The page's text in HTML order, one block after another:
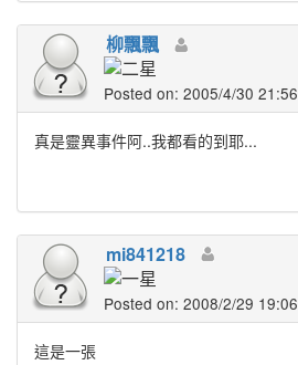
柳飄飄
Posted on: 2005/4/30 21:56
真是靈異事件阿..我都看的到耶...
mi841218
Posted on: 2008/2/29 19:06
這是一張